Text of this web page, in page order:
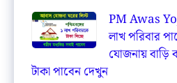
PM Awas
লাখ পরিবার
যোজনায় বাড়ি
টাকা পাবেন দেখুন